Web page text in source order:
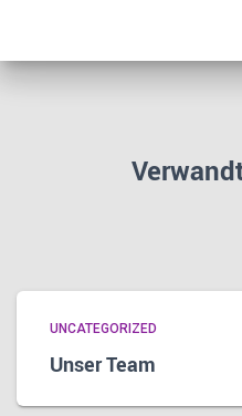
UNCATEGORIZED
Unser Team